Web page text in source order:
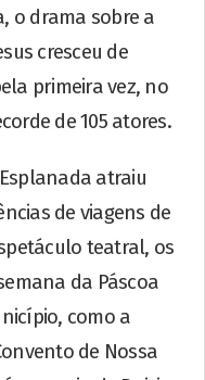
o drama sobre a
cresceu de
primeira vez, no
de 105 atores.
atraiu
de viagens de
teatral, os
da Páscoa
como a
de Nossa